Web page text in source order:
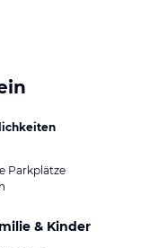
Parkplätze
& Kinder